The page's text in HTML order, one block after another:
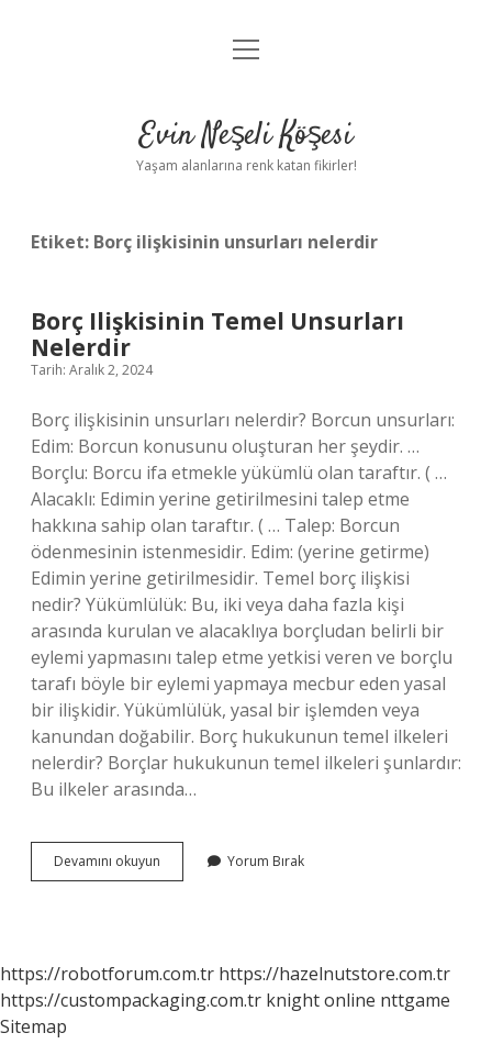
Anasayfa
Yasal Uyarı
menüyü
Evin Neşeli Köşesi
Yaşam alanlarına renk katan fikirler!
Etiket: Borç ilişkisinin unsurları nelerdir
Borç Ilişkisinin Temel Unsurları
Nelerdir
Tarih: Aralık 2, 2024
Borç ilişkisinin unsurları nelerdir? Borcun unsurları:
Edim: Borcun konusunu oluşturan her şeydir. …
Borçlu: Borcu ifa etmekle yükümlü olan taraftır. ( …
Alacaklı: Edimin yerine getirilmesini talep etme
hakkına sahip olan taraftır. ( … Talep: Borcun
ödenmesinin istenmesidir. Edim: (yerine getirme)
Edimin yerine getirilmesidir. Temel borç ilişkisi
nedir? Yükümlülük: Bu, iki veya daha fazla kişi
arasında kurulan ve alacaklıya borçludan belirli bir
eylemi yapmasını talep etme yetkisi veren ve borçlu
tarafı böyle bir eylemi yapmaya mecbur eden yasal
bir ilişkidir. Yükümlülük, yasal bir işlemden veya
kanundan doğabilir. Borç hukukunun temel ilkeleri
nelerdir? Borçlar hukukunun temel ilkeleri şunlardır:
Bu ilkeler arasında…
Devamını okuyun
Ilişkisinin
Yorum Bırak
https://robotforum.com.tr https://hazelnutstore.com.tr
https://custompackaging.com.tr knight online nttgame
Sitemap